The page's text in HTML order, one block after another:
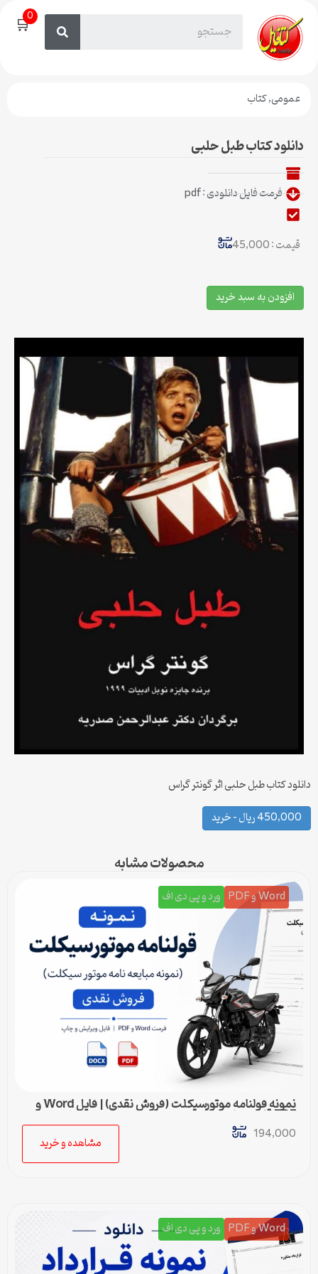
🛒0
عمومی,کتاب
دانلود کتاب طبل حلبی
فرمت فایل دانلودی : pdf
قیمت : 45,000
افزودن به سبد خرید
دانلود کتاب طبل حلبی اثر گونتر گراس
450,000 ریال – خرید
محصولات مشابه
Word و PDF ورد و پی دی اف
نمونه قولنامه موتورسیکلت (فروش نقدی) | فایل Word و
PDF قابل ویرایش
194,000
مشاهده و خرید
Word و PDF ورد و پی دی اف